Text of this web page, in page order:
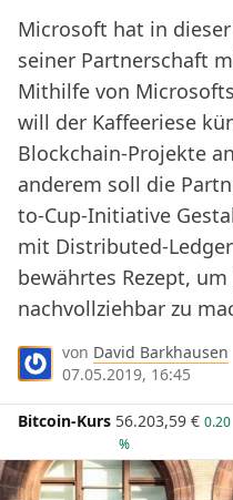
Microsoft hat in
seiner Partnerschaft
Mithilfe von
will der Kaffeeriese
Blockchain-Projekte
anderem soll die
to-Cup-Initiative
mit Distributed-
bewährtes Rezept,
nachvollziehbar zu
von David Barkhausen
07.05.2019, 16:45
Bitcoin-Kurs 56.203,59 € 0.20
%